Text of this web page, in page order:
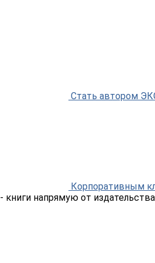
Стать автором
Корпоративным
- книги напрямую от издательства